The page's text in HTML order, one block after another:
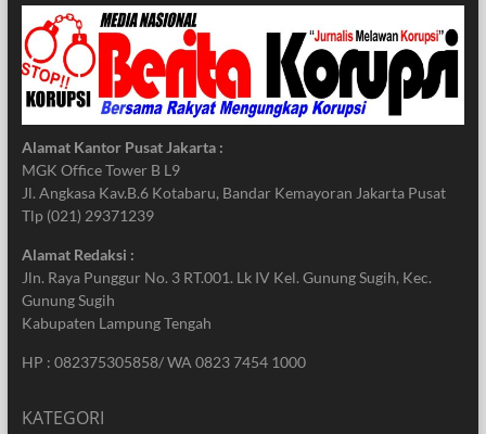
Alamat Kantor Pusat Jakarta :
MGK Office Tower B L9
Jl. Angkasa Kav.B.6 Kotabaru, Bandar Kemayoran Jakarta Pusat
Tlp (021) 29371239
Alamat Redaksi :
Jln. Raya Punggur No. 3 RT.001. Lk IV Kel. Gunung Sugih, Kec.
Gunung Sugih
Kabupaten Lampung Tengah
HP : 082375305858/ WA 0823 7454 1000
KATEGORI